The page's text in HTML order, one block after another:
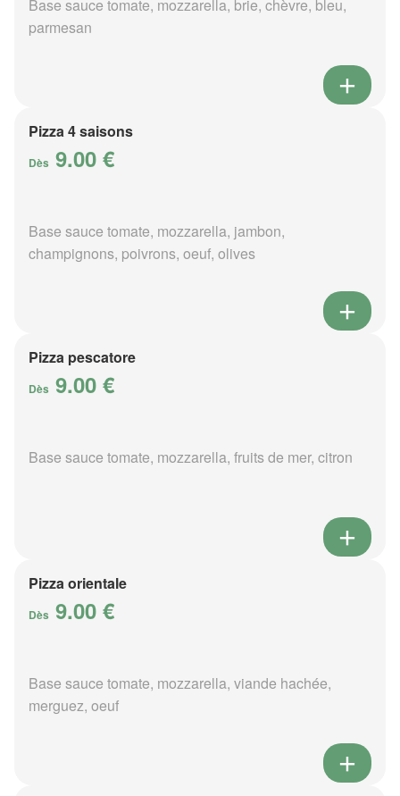
Base sauce tomate, mozzarella, brie, chèvre, bleu,
parmesan
Pizza 4 saisons
Dès 9.00 €
Base sauce tomate, mozzarella, jambon,
champignons, poivrons, oeuf, olives
Pizza pescatore
Dès 9.00 €
Base sauce tomate, mozzarella, fruits de mer, citron
Pizza orientale
Dès 9.00 €
Base sauce tomate, mozzarella, viande hachée,
merguez, oeuf